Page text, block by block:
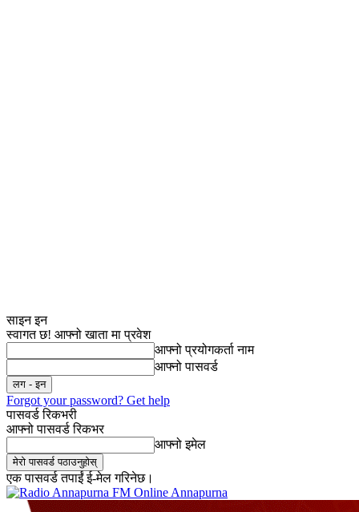
साइन इन
स्वागत छ! आफ्नो खाता मा प्रवेश
आफ्नो प्रयोगकर्ता नाम
आफ्नो पासवर्ड
Forgot your password? Get help
पासवर्ड रिकभरी
आफ्नो पासवर्ड रिकभर
आफ्नो इमेल
एक पासवर्ड तपाईं ई-मेल गरिनेछ।
Online Annapurna